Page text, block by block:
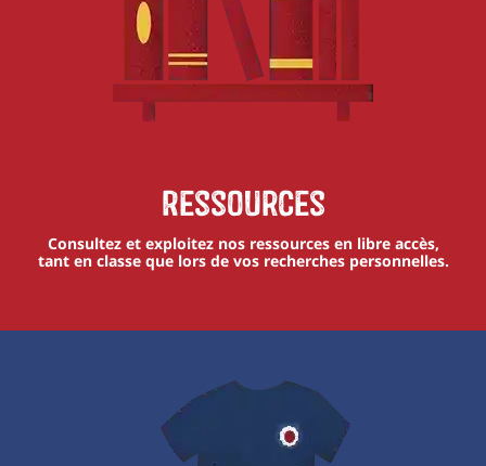
Ressources
Consultez et exploitez nos ressources en libre accès,
tant en classe que lors de vos recherches personnelles.